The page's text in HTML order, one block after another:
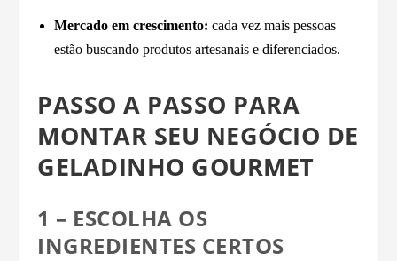
Mercado em crescimento: cada vez mais pessoas
estão buscando produtos artesanais e diferenciados.
PASSO A PASSO PARA
MONTAR SEU NEGÓCIO DE
GELADINHO GOURMET
1 – ESCOLHA OS
INGREDIENTES CERTOS